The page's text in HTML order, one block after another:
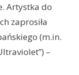
Artystka do
zaprosiła
(m.in.
–